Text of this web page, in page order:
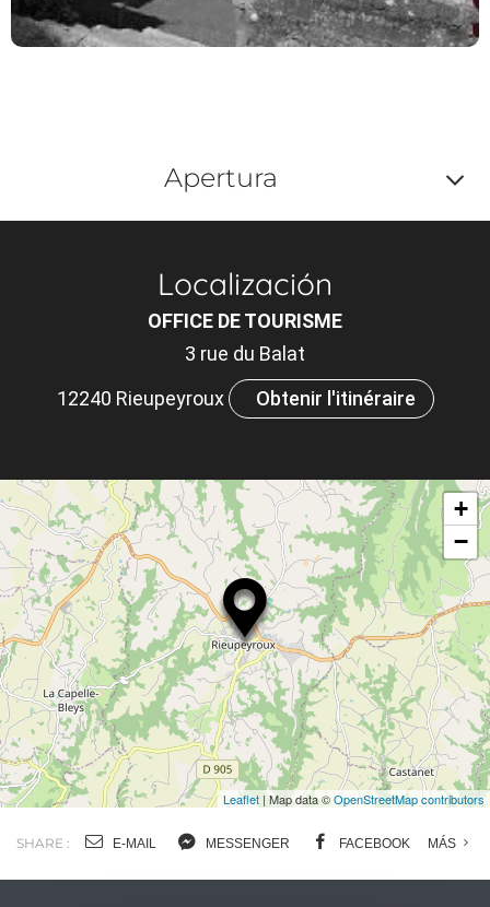
Apertura
Localización
OFFICE DE TOURISME
3 rue du Balat
12240 Rieupeyroux
Obtenir l'itinéraire
+
−
Leaflet | Map data ©OpenStreetMap contributors
SHARE : E-MAIL MESSENGER FACEBOOK MÁS